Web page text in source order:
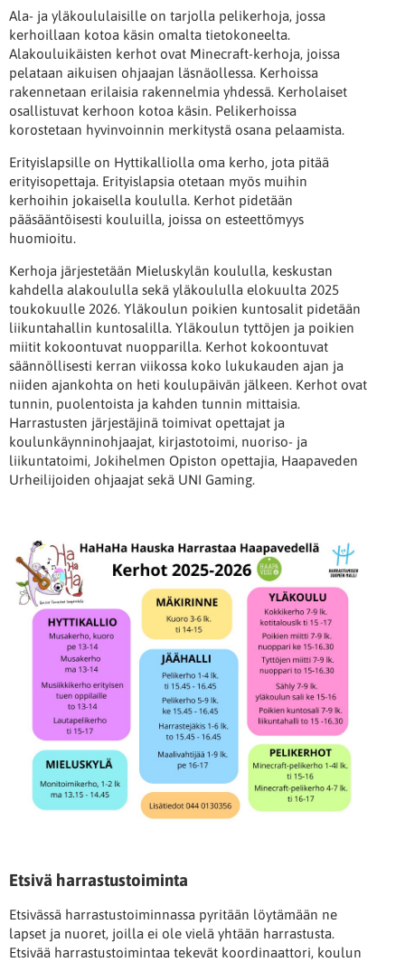
Ala- ja yläkoululaisille on tarjolla pelikerhoja, jossa
kerhoillaan kotoa käsin omalta tietokoneelta.
Alakouluikäisten kerhot ovat Minecraft-kerhoja, joissa
pelataan aikuisen ohjaajan läsnäollessa. Kerhoissa
rakennetaan erilaisia rakennelmia yhdessä. Kerholaiset
osallistuvat kerhoon kotoa käsin. Pelikerhoissa
korostetaan hyvinvoinnin merkitystä osana pelaamista.
Erityislapsille on Hyttikalliolla oma kerho, jota pitää
erityisopettaja. Erityislapsia otetaan myös muihin
kerhoihin jokaisella koululla. Kerhot pidetään
pääsääntöisesti kouluilla, joissa on esteettömyys
huomioitu.
Kerhoja järjestetään Mieluskylän koululla, keskustan
kahdella alakoululla sekä yläkoululla elokuulta 2025
toukokuulle 2026. Yläkoulun poikien kuntosalit pidetään
liikuntahallin kuntosalilla. Yläkoulun tyttöjen ja poikien
miitit kokoontuvat nuopparilla. Kerhot kokoontuvat
säännöllisesti kerran viikossa koko lukukauden ajan ja
niiden ajankohta on heti koulupäivän jälkeen. Kerhot ovat
tunnin, puolentoista ja kahden tunnin mittaisia.
Harrastusten järjestäjinä toimivat opettajat ja
koulunkäynninohjaajat, kirjastotoimi, nuoriso- ja
liikuntatoimi, Jokihelmen Opiston opettajia, Haapaveden
Urheilijoiden ohjaajat sekä UNI Gaming.
Etsivä harrastustoiminta
Etsivässä harrastustoiminnassa pyritään löytämään ne
lapset ja nuoret, joilla ei ole vielä yhtään harrastusta.
Etsivää harrastustoimintaa tekevät koordinaattori, koulun